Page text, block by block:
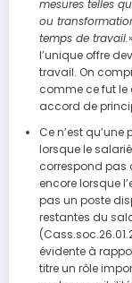
mesures telles
ou
temps de travail.
l’unique offre
travail. On
comme ce fut le
accord de
Ce n’est
lorsque le
correspond pas
encore lorsque
pas un poste
restantes du
évidente à
titre un rôle